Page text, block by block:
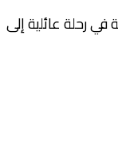
رحلة عائلية إلى